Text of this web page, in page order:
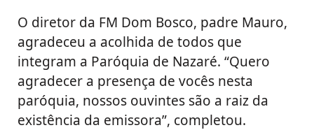
O diretor da FM Dom Bosco, padre Mauro,
agradeceu a acolhida de todos que
integram a Paróquia de Nazaré. “Quero
agradecer a presença de vocês nesta
paróquia, nossos ouvintes são a raiz da
existência da emissora”, completou.